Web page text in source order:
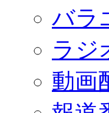
バラ
ラジ
動画